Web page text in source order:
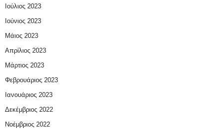
Ιούλιος 2023
Ιούνιος 2023
Μάιος 2023
Απρίλιος 2023
Μάρτιος 2023
Φεβρουάριος 2023
Ιανουάριος 2023
Δεκέμβριος 2022
Νοέμβριος 2022